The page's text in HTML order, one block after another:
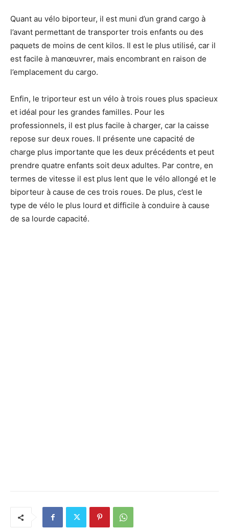
Quant au vélo biporteur, il est muni d’un grand cargo à
l’avant permettant de transporter trois enfants ou des
paquets de moins de cent kilos. Il est le plus utilisé, car il
est facile à manœuvrer, mais encombrant en raison de
l’emplacement du cargo.
Enfin, le triporteur est un vélo à trois roues plus spacieux
et idéal pour les grandes familles. Pour les
professionnels, il est plus facile à charger, car la caisse
repose sur deux roues. Il présente une capacité de
charge plus importante que les deux précédents et peut
prendre quatre enfants soit deux adultes. Par contre, en
termes de vitesse il est plus lent que le vélo allongé et le
biporteur à cause de ces trois roues. De plus, c’est le
type de vélo le plus lourd et difficile à conduire à cause
de sa lourde capacité.